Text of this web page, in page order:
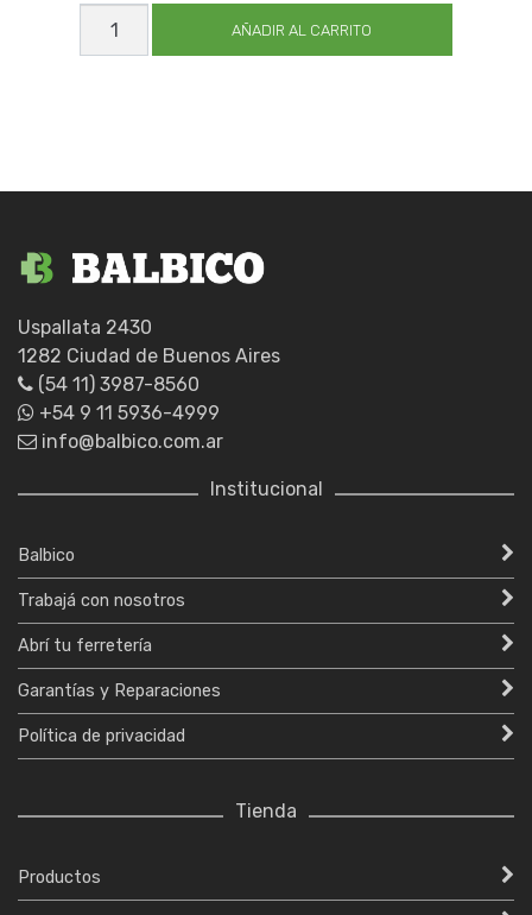
CALISUAR
EXPERT_GUIA
55
AÑADIR AL CARRITO
Uspallata 2430
1282 Ciudad de Buenos Aires
(54 11) 3987-8560
+54 9 11 5936-4999
info@balbico.com.ar
Institucional
Balbico
Trabajá con nosotros
Abrí tu ferretería
Garantías y Reparaciones
Política de privacidad
Tienda
Productos